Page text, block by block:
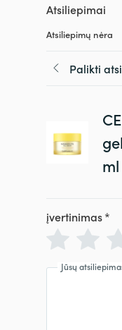
Atsiliepimai
Atsiliepimų nėra
Palikti
ml
įvertinimas*
Jūsų